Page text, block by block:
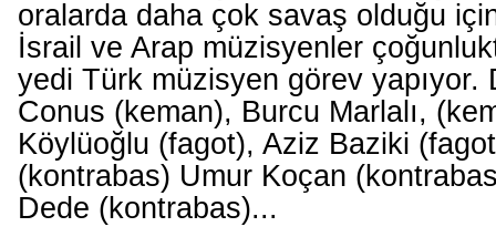
oralarda daha çok savaş olduğu
İsrail ve Arap müzisyenler
yedi Türk müzisyen görev yapıyor.
Conus (keman), Burcu Marlalı,
Köylüoğlu (fagot), Aziz Baziki
(kontrabas) Umur Koçan
Dede (kontrabas)...